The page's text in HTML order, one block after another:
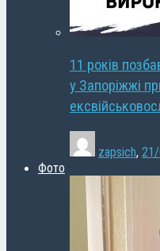
11 років
у Запоріжжі
zapsich,
Фото